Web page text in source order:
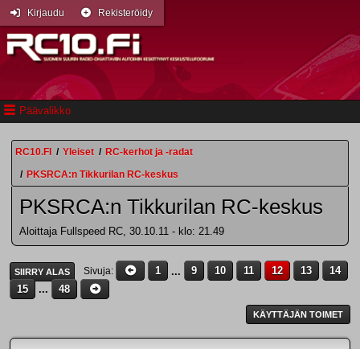
Päävalikko
Kirjaudu Rekisteröidy
RC10.FI / Yleiset / RC-kerhot ja -radat
/ PKSRCA:n Tikkurilan RC-keskus
PKSRCA:n Tikkurilan RC-keskus
Aloittaja Fullspeed RC, 30.10.11 - klo: 21.49
SIIRRY ALAS Sivuja 1 ... 9 10 11 12 13
14
15
... 48
KÄYTTÄJÄN TOIMET